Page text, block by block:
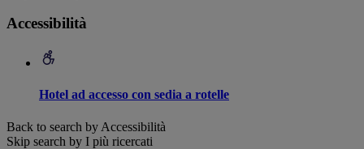
Accessibilità
Hotel ad accesso con sedia a rotelle
Back to search by Accessibilità
Skip search by I più ricercati